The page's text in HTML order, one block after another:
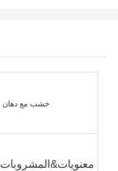
معنويات&المشروبات